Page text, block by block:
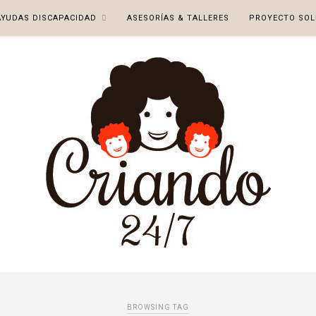
DISCAPACIDAD ASESORÍAS & TALLERES PROYECTO
BROWSING TAG